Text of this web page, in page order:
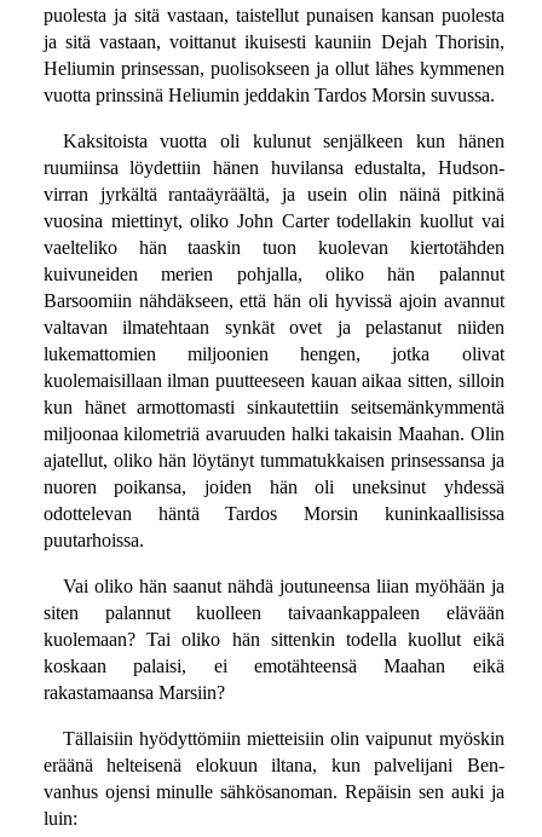
puolesta ja sitä vastaan, taistellut punaisen kansan puolesta
ja sitä vastaan, voittanut ikuisesti kauniin Dejah Thorisin,
Heliumin prinsessan, puolisokseen ja ollut lähes kymmenen
vuotta prinssinä Heliumin jeddakin Tardos Morsin suvussa.
Kaksitoista vuotta oli kulunut senjälkeen kun hänen
ruumiinsa löydettiin hänen huvilansa edustalta, Hudson-
virran jyrkältä rantaäyräältä, ja usein olin näinä pitkinä
vuosina miettinyt, oliko John Carter todellakin kuollut vai
vaelteliko hän taaskin tuon kuolevan kiertotähden
kuivuneiden merien pohjalla, oliko hän palannut
Barsoomiin nähdäkseen, että hän oli hyvissä ajoin avannut
valtavan ilmatehtaan synkät ovet ja pelastanut niiden
lukemattomien miljoonien hengen, jotka olivat
kuolemaisillaan ilman puutteeseen kauan aikaa sitten, silloin
kun hänet armottomasti sinkautettiin seitsemänkymmentä
miljoonaa kilometriä avaruuden halki takaisin Maahan. Olin
ajatellut, oliko hän löytänyt tummatukkaisen prinsessansa ja
nuoren poikansa, joiden hän oli uneksinut yhdessä
odottelevan häntä Tardos Morsin kuninkaallisissa
puutarhoissa.
Vai oliko hän saanut nähdä joutuneensa liian myöhään ja
siten palannut kuolleen taivaankappaleen elävään
kuolemaan? Tai oliko hän sittenkin todella kuollut eikä
koskaan palaisi, ei emotähteensä Maahan eikä
rakastamaansa Marsiin?
Tällaisiin hyödyttömiin mietteisiin olin vaipunut myöskin
eräänä helteisenä elokuun iltana, kun palvelijani Ben-
vanhus ojensi minulle sähkösanoman. Repäisin sen auki ja
luin: